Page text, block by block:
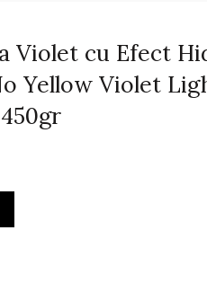
Violet cu Efect
Yellow Violet
Violet cu Efect Hidratant si